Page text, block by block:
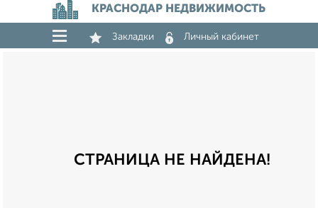
КРАСНОДАР НЕДВИЖИМОСТЬ
Закладки Личный кабинет
СТРАНИЦА НЕ НАЙДЕНА!